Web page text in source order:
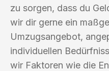
zu sorgen, dass du
wir dir gerne ein
Umzugsangebot,
individuellen
wir Faktoren wie die